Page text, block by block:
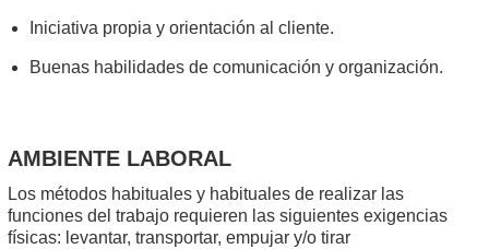
Iniciativa propia y orientación al cliente.
Buenas habilidades de comunicación y organización.
AMBIENTE LABORAL
Los métodos habituales y habituales de realizar las
funciones del trabajo requieren las siguientes exigencias
físicas: levantar, transportar, empujar y/o tirar